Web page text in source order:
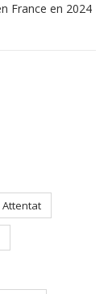
France en 2024
Attentat